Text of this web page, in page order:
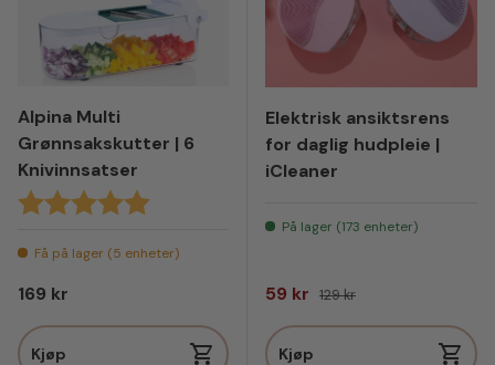
Alpina Multi
Grønnsakskutter | 6
Knivinnsatser
Karakter:
Få på lager (5 enheter)
Vanlig pris
169 kr
Kjøp
Elektrisk ansiktsrens
for daglig hudpleie |
iCleaner
På lager (173 enheter)
Salgspris
59 kr Vanlig pris
129 kr
Kjøp